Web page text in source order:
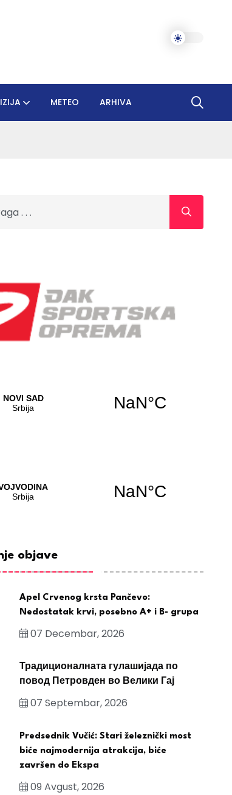
METEO ARHIVA
objave
Apel Crvenog krsta Pančevo:
Nedostatak krvi, posebno A+ i B- grupa
07 Decembar, 2026
Традиционалната гулашијада по
повод Петровден во Велики Гај
07 Septembar, 2026
Predsednik Vučić: Stari železnički most
biće najmodernija atrakcija, biće
završen do Ekspa
09 Avgust, 2026